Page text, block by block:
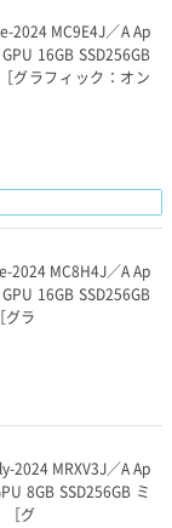
2024 MC9E4J／A Ap
16GB SSD256GB
グラフィック：オン
2024 MC8H4J／A Ap
16GB SSD256GB
グラ
2024 MRXV3J／A Ap
8GB SSD256GB ミ
［グ